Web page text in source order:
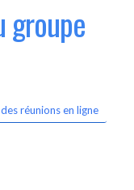
groupe
réunions en ligne